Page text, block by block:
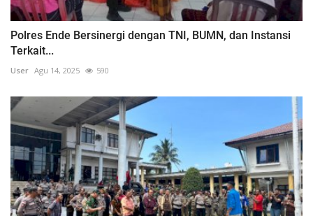
Polres Ende Bersinergi dengan TNI, BUMN, dan Instansi
Terkait...
User Agu 14, 2025 590